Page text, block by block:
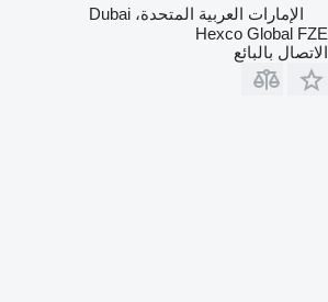
الإمارات العربية المتحدة، Dubai
Hexco Global FZE
الاتصال بالبائع